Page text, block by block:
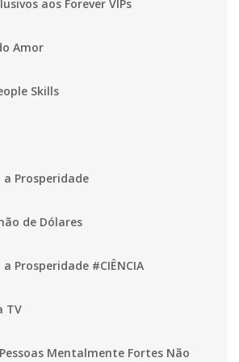
aos Forever VIPs
Amor
Skills
a Prosperidade
de Dólares
Prosperidade #CIÊNCIA
TV
Mentalmente Fortes Não